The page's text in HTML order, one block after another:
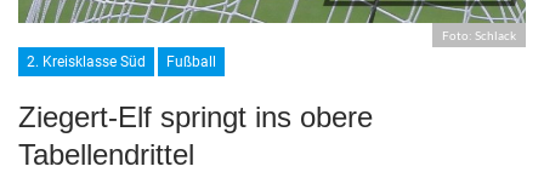
Foto: Schlack
2. Kreisklasse Süd Fußball
Ziegert-Elf springt ins obere
Tabellendrittel